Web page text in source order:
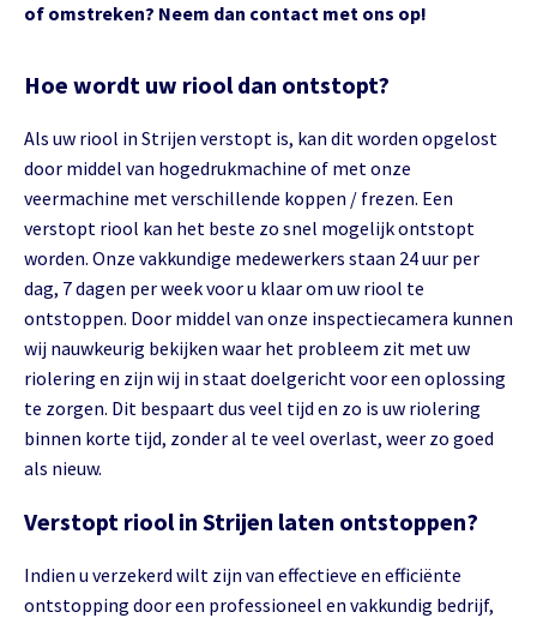
of omstreken? Neem dan contact met ons op!
Hoe wordt uw riool dan ontstopt?
Als uw riool in Strijen verstopt is, kan dit worden opgelost
door middel van hogedrukmachine of met onze
veermachine met verschillende koppen / frezen. Een
verstopt riool kan het beste zo snel mogelijk ontstopt
worden. Onze vakkundige medewerkers staan 24 uur per
dag, 7 dagen per week voor u klaar om uw riool te
ontstoppen. Door middel van onze inspectiecamera kunnen
wij nauwkeurig bekijken waar het probleem zit met uw
riolering en zijn wij in staat doelgericht voor een oplossing
te zorgen. Dit bespaart dus veel tijd en zo is uw riolering
binnen korte tijd, zonder al te veel overlast, weer zo goed
als nieuw.
Verstopt riool in Strijen laten ontstoppen?
Indien u verzekerd wilt zijn van effectieve en efficiënte
ontstopping door een professioneel en vakkundig bedrijf,